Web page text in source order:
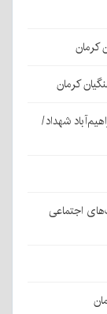
کرمان
کرمان
شهداد/
اجتماعی